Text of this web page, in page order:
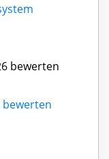
bewerten
bewerten